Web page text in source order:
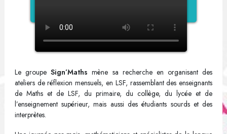
Le groupeSign’Maths mène sa recherche en organisant des
ateliers de réflexion mensuels, en LSF, rassemblant des enseignants
de Maths et de LSF, du primaire, du collège, du lycée et de
l’enseignement supérieur, mais aussi des étudiants sourds et des
interprètes.